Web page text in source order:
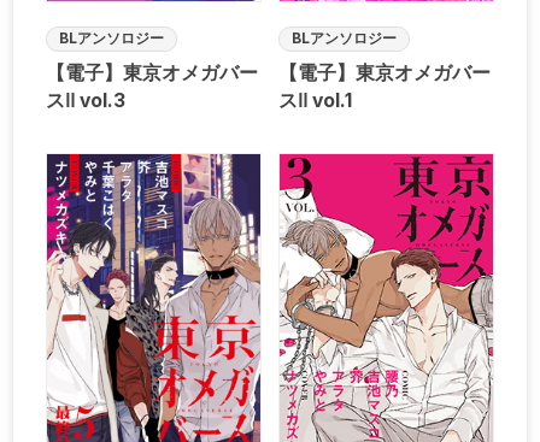
BLアンソロジー
【電子】東京オメガバー
スⅡ vol.3
BLアンソロジー
【電子】東京オメガバー
スⅡ vol.1